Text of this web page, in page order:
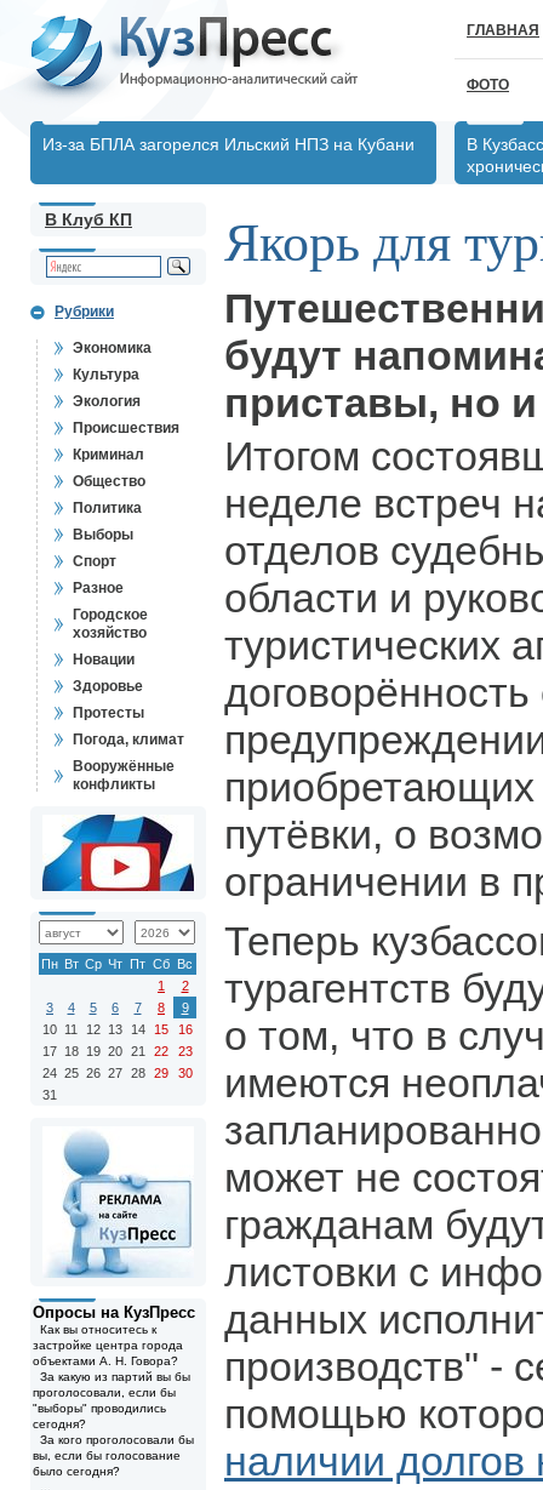
ГЛАВНАЯ
ФОТО
Из-за БПЛА загорелся Ильский НПЗ на Кубани
В
В Клуб КП
Рубрики
Экономика
Культура
Экология
Происшествия
Криминал
Общество
Политика
Выборы
Спорт
Разное
Городское
хозяйство
Новации
Здоровье
Протесты
Погода, климат
Вооружённые
конфликты
Пн Вт Ср Чт Пт Сб Вс
1
2
3
4 5 6 7 8
9
10 11 12 13 14 15
16
17 18 19 20 21 22
23
24 25 26 27 28 29
30
31
Опросы на КузПресс
Как вы относитесь к
застройке центра города
объектами А. Н. Говора?
За какую из партий вы бы
проголосовали, если бы
"выборы" проводились
сегодня?
За кого проголосовали бы
вы, если бы голосование
было сегодня?
Якорь для
будут
приставы, но и
Итогом
неделе встреч
отделов
области и
туристических
приобретающих
путёвки, о
ограничении в
Теперь
турагентств
о том, что в
имеются
может не
гражданам
листовки с
данных
производств" -
помощью
наличии